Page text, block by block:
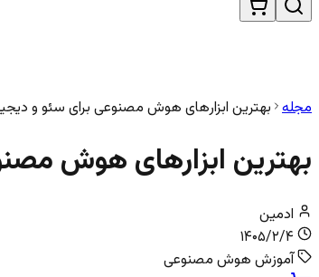
مجله بهترین ابزارهای هوش مصنوعی برای سئو و
بهترین ابزارهای هوش
ادمین
۱۴۰۵/۲/۴
آموزش هوش مصنوعی